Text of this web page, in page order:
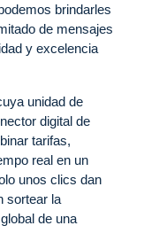
brindarles
de mensajes
y excelencia
unidad de
digital de
tarifas,
real en un
unos clics dan
sortear la
de una